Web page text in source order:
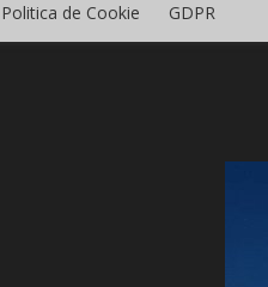
Politica de Cookie GDPR